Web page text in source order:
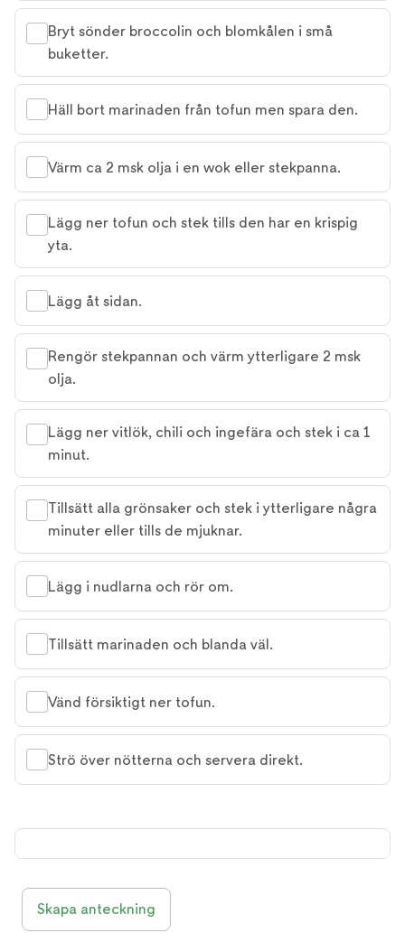
Bryt sönder broccolin och blomkålen i små
buketter.
Häll bort marinaden från tofun men spara den.
Värm ca 2 msk olja i en wok eller stekpanna.
Lägg ner tofun och stek tills den har en krispig
yta.
Lägg åt sidan.
Rengör stekpannan och värm ytterligare 2 msk
olja.
Lägg ner vitlök, chili och ingefära och stek i ca 1
minut.
Tillsätt alla grönsaker och stek i ytterligare några
minuter eller tills de mjuknar.
Lägg i nudlarna och rör om.
Tillsätt marinaden och blanda väl.
Vänd försiktigt ner tofun.
Strö över nötterna och servera direkt.
Skapa anteckning